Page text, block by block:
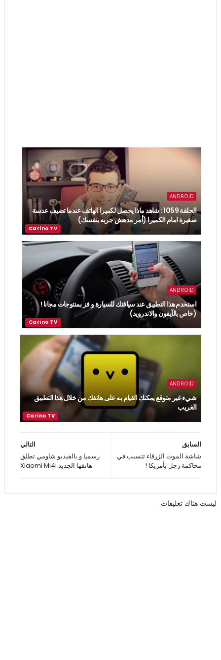
ANDROID
الحلقة 1059 : شاهد ماذا يحصل لكميرا الهاتف عندما تضيف عدسة
صغيرة امام الكميرا (أمر مدهش جربه بنفسك)
ANDROID
استخدم هذا التطبيق عند سياقتك للسيارة و فز بمنتوجات مجانا !
(خاص بالآيفون والاندرويد)
ANDROID
شيء غير متوقع يمكنك القيام به على هاتفك من خلال هذا التطبيق
الغريب
التالي
رسميا و بالفيديو شاومي تطلق
هاتفها الجديد Xiaomi Mi4i
السابق
شاشة الموت الزرقاء تتسبب في
محاكمة رجل بأمريكا !
ليست هناك تعليقات